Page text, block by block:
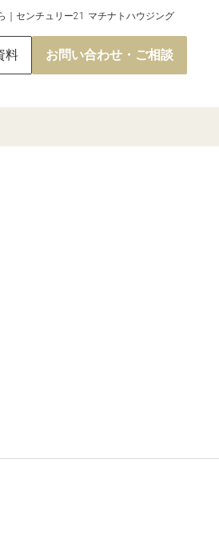
｜センチュリー21 マチナトハウジング
料 お問い合わせ・ご相談